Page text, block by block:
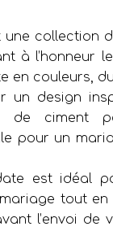
une collection
à l’honneur
en couleurs,
un design
de ciment
pour un
est idéal
tout en
l’envoi de